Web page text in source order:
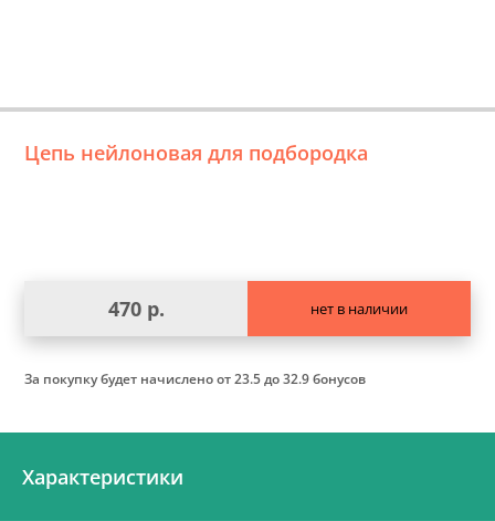
Цепь нейлоновая для подбородка
470 р. нет в наличии
За покупку будет начисленоот 23.5 до 32.9 бонусов
Характеристики